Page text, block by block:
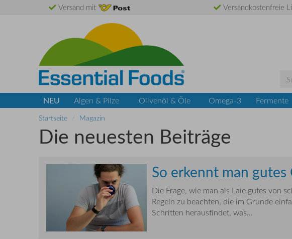
Versand mit Versandkostenfreie
NEU Algen & Pilze Olivenöl & Öle Omega-3 Fermente
Startseite Magazin
Die neuesten Beiträge
So erkennt man
Die Frage, wie man als Laie gutes von
Regeln zu beachten, die im Grunde
Schritten herausfindet, was...